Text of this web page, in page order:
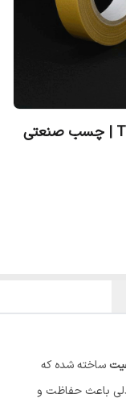
چسب دوطرفه نخ‌دار روکش خردلی Tesa | چسب صنعتی
ساخته شده که
باعث حفاظت و